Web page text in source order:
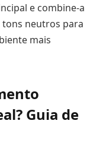
e combine-a
tons neutros para
mais
Guia de